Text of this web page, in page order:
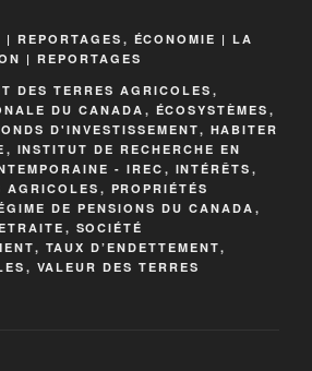
décrit le phénomène
générale et plus particulièrement au
REPORTAGES, ÉCONOMIE | LA
| REPORTAGES
DES TERRES AGRICOLES ,
DU CANADA , ÉCOSYSTÈMES ,
D'INVESTISSEMENT, HABITER
, INSTITUT DE RECHERCHE EN
- IREC , INTÉRÊTS ,
AGRICOLES , PROPRIÉTÉS
DE PENSIONS DU CANADA ,
, SOCIÉTÉ
, TAUX D’ENDETTEMENT,
, VALEUR DES TERRES